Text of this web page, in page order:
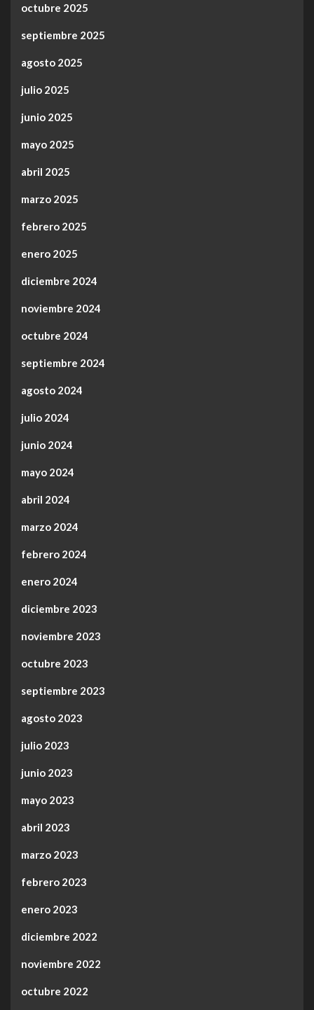
octubre 2025
septiembre 2025
agosto 2025
julio 2025
junio 2025
mayo 2025
abril 2025
marzo 2025
febrero 2025
enero 2025
diciembre 2024
noviembre 2024
octubre 2024
septiembre 2024
agosto 2024
julio 2024
junio 2024
mayo 2024
abril 2024
marzo 2024
febrero 2024
enero 2024
diciembre 2023
noviembre 2023
octubre 2023
septiembre 2023
agosto 2023
julio 2023
junio 2023
mayo 2023
abril 2023
marzo 2023
febrero 2023
enero 2023
diciembre 2022
noviembre 2022
octubre 2022